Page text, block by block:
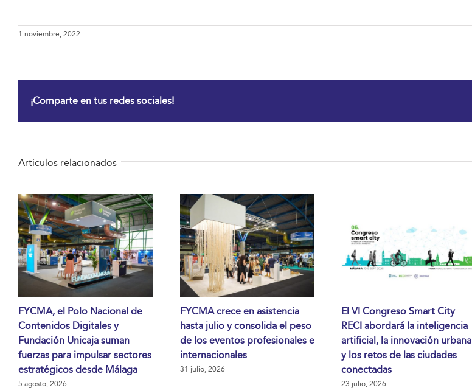
1 noviembre, 2022
¡Comparte en tus redes sociales!
Artículos relacionados
FYCMA, el Polo Nacional de
Contenidos Digitales y
Fundación Unicaja suman
fuerzas para impulsar sectores
estratégicos desde Málaga
5 agosto, 2026
FYCMA crece en asistencia
hasta julio y consolida el peso
de los eventos profesionales e
internacionales
31 julio, 2026
El VI Congreso Smart City
RECI abordará la inteligencia
artificial, la innovación urbana
y los retos de las ciudades
conectadas
23 julio, 2026